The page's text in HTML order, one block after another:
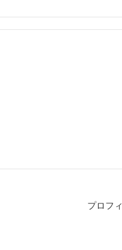
プロフ